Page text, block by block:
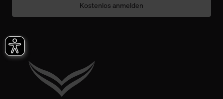
Kostenlos anmelden